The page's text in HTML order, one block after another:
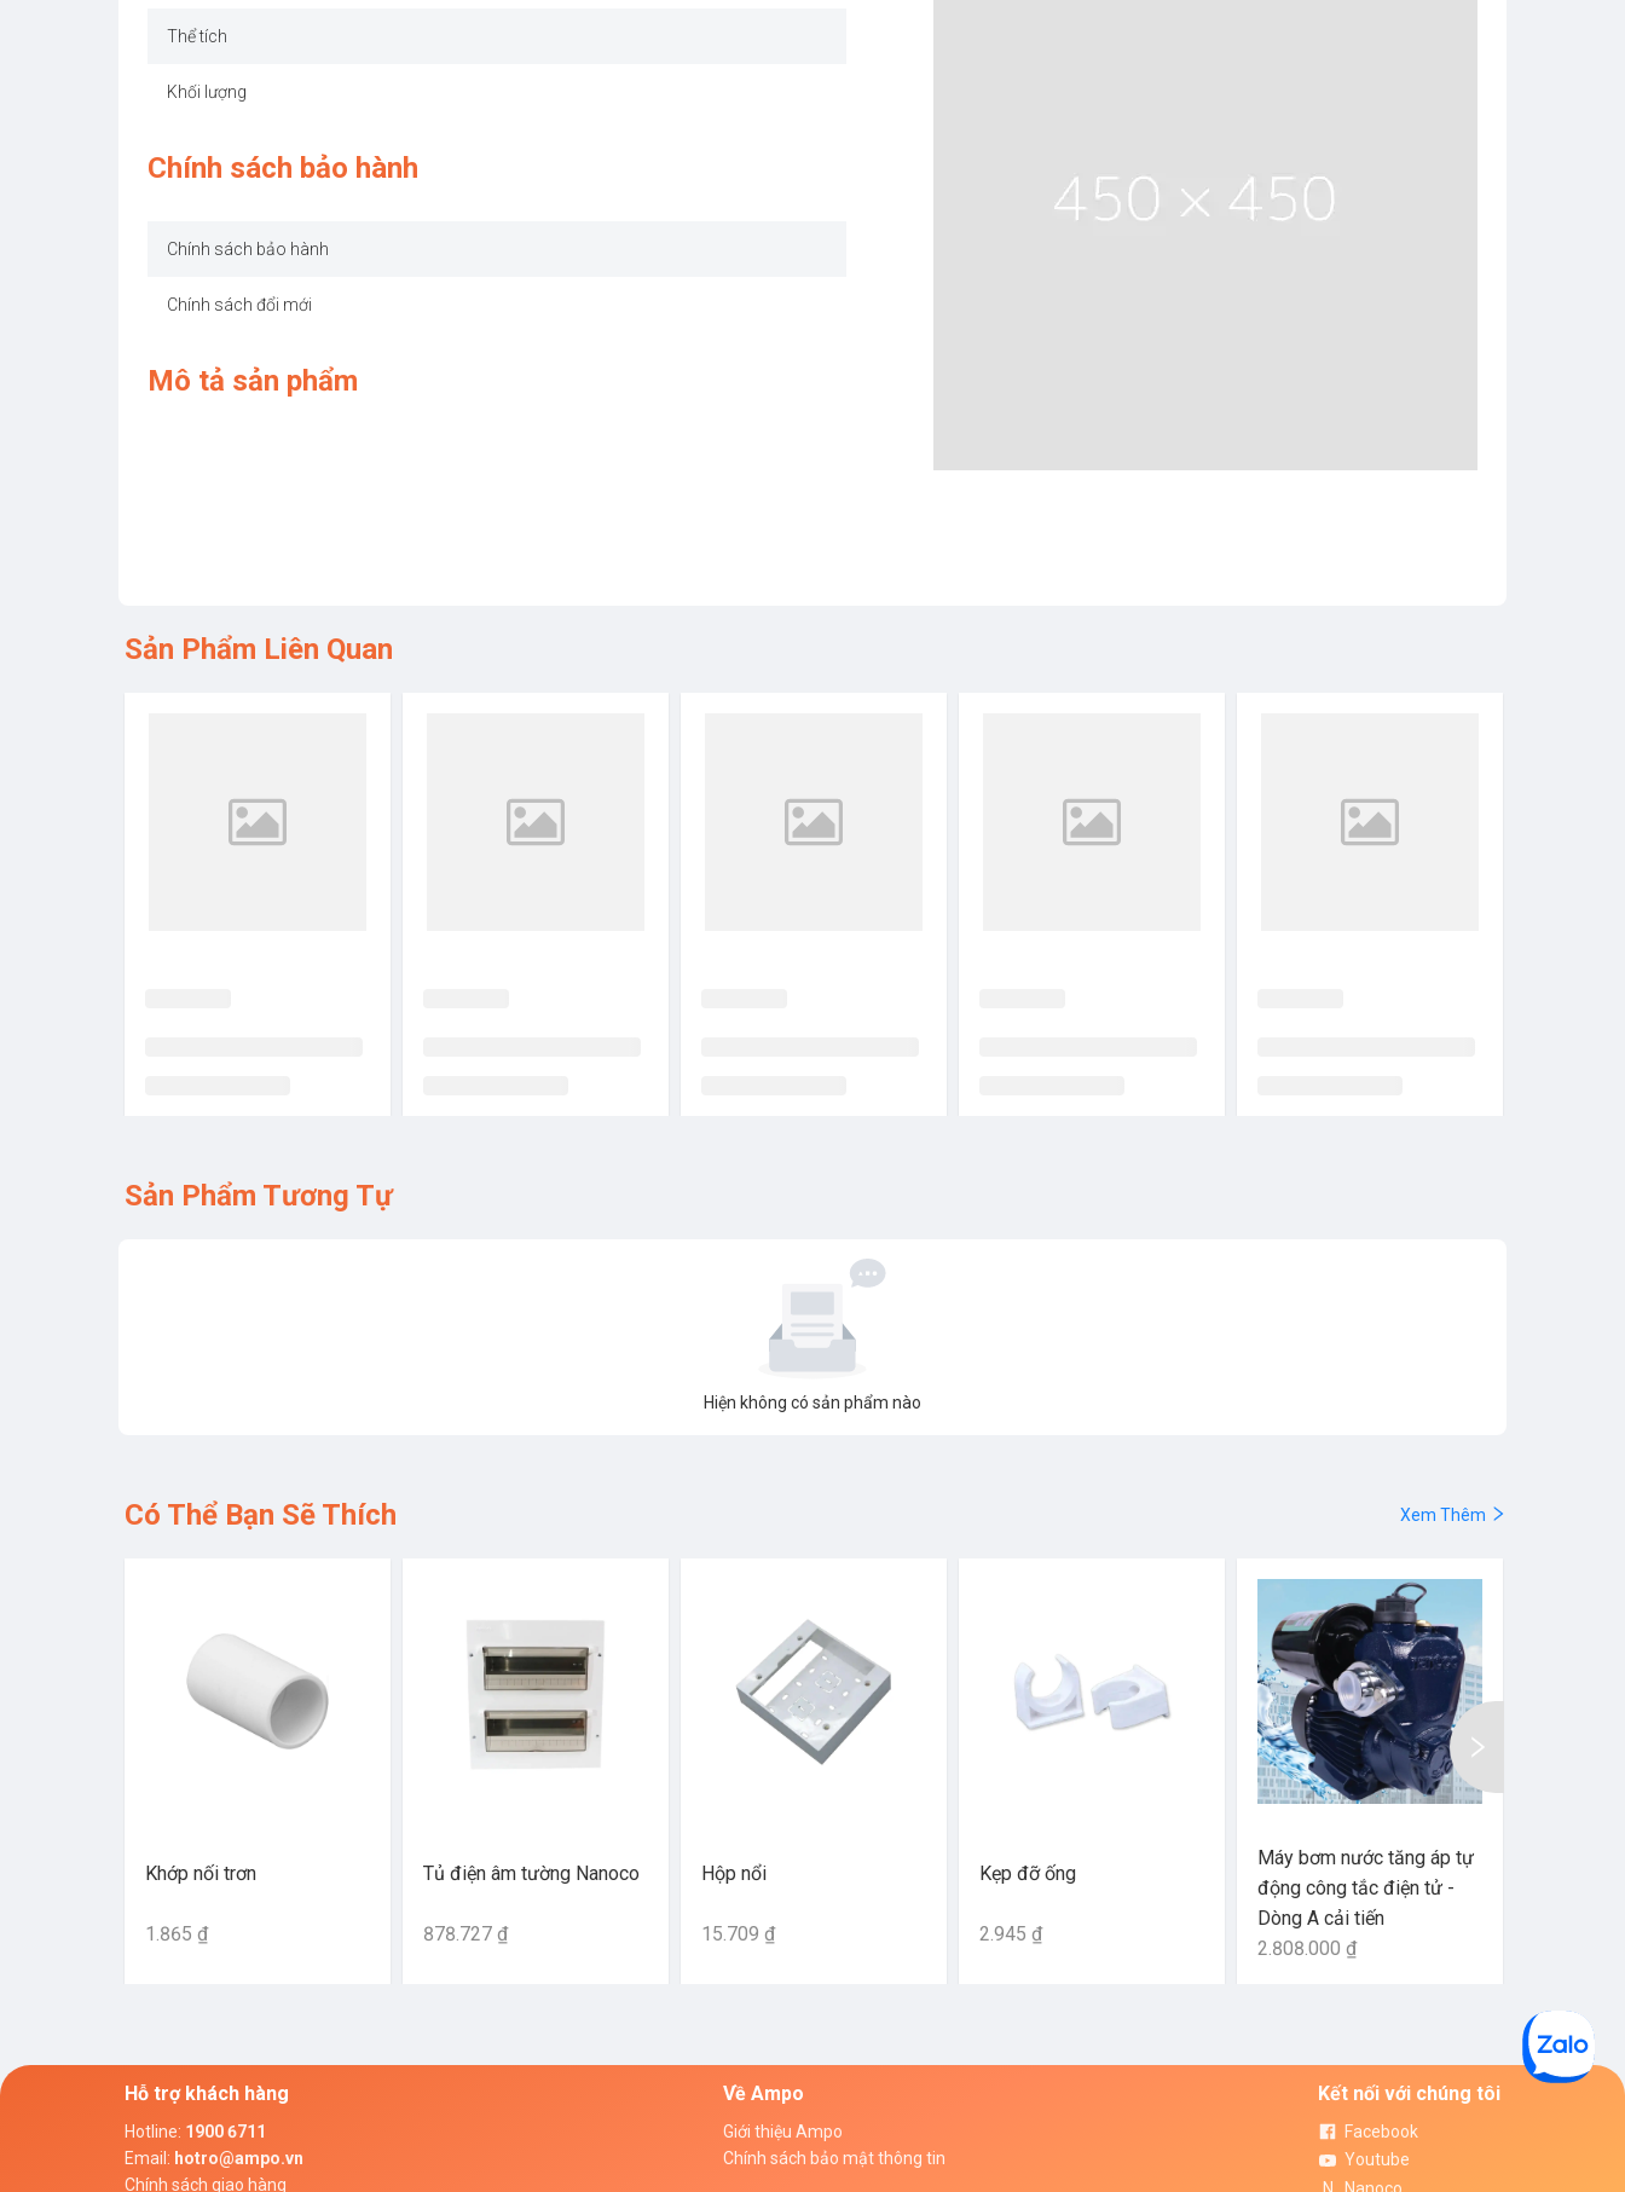
Thể tích
Khối lượng
Chính sách bảo hành
Chính sách bảo hành
Chính sách đổi mới
Mô tả sản phẩm
Sản Phẩm Liên Quan
Sản Phẩm Tương Tự
Hiện không có sản phẩm nào
Có Thể Bạn Sẽ Thích Xem Thêm
Khớp nối trơn
1.865 ₫
Tủ điện âm tường Nanoco
878.727 ₫
Hộp nổi
15.709 ₫
Kẹp đỡ ống
2.945 ₫
Máy bơm nước tăng áp tự
động công tắc điện tử -
Dòng A cải tiến
2.808.000 ₫
Hỗ trợ khách hàng
Hotline: 1900 6711
Email : hotro@ampo.vn
Chính sách giao hàng
Về Ampo
Giới thiệu Ampo
Chính sách bảo mật thông tin
Kết nối với chúng tôi
Facebook
Youtube
Nanoco